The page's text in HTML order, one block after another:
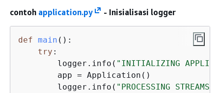
contoh application.py - Inisialisasi logger
def main ():
try :
        logger.info(
"INITIALIZING
        app = Application()
        logger.info(
"PROCESSING STREAMS"